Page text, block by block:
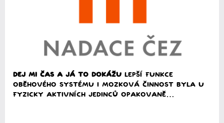
Dej mi čas a já to dokážu Lepší funkce
oběhového systému i mozková činnost byla u
fyzicky aktivních jedinců opakovaně…